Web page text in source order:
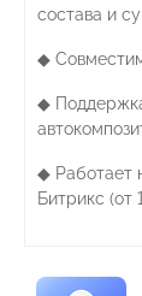
состава и
◆
◆
◆ Работает
Битрикс (от